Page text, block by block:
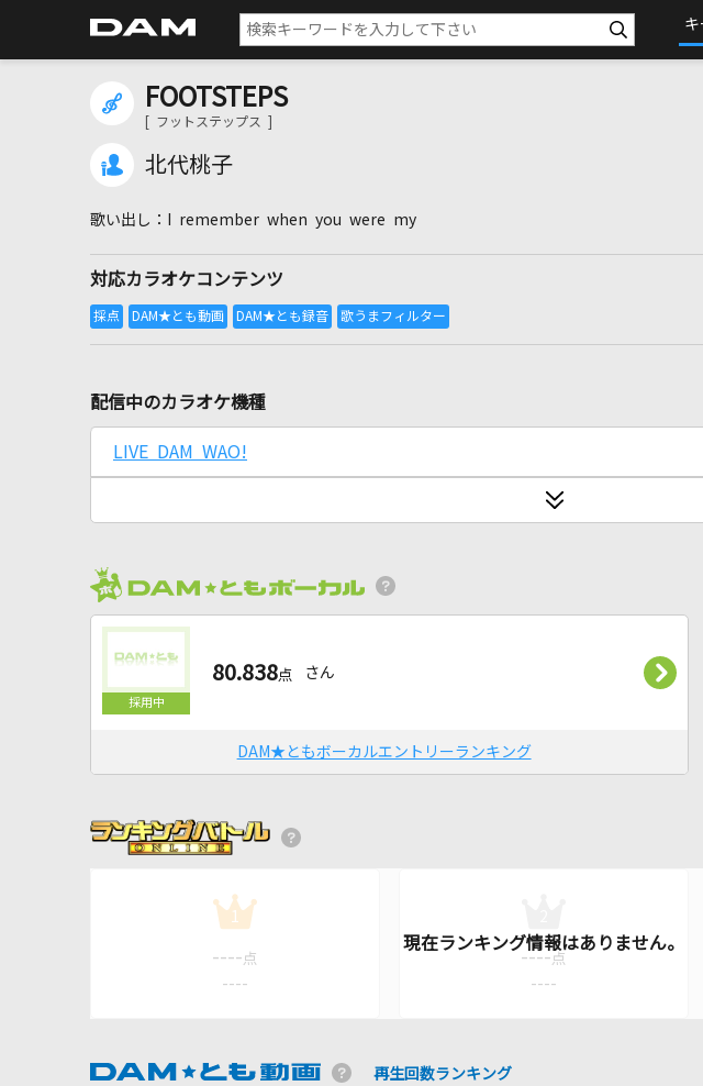
キ
FOOTSTEPS
[ フットステップス ]
北代桃子
I remember when you were my
対応カラオケコンテンツ
配信中のカラオケ機種
LIVE DAM WAO!
80.838点 さん
DAM★ともボーカルエントリーランキング
1
---- 点
----
---- 点
----
再生回数ランキング